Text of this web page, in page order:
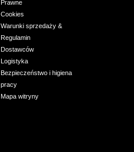
Prawne
Cookies
Warunki sprzedaży &
Regulamin
Dostawców
Logistyka
Bezpieczeństwo i higiena
pracy
Mapa witryny